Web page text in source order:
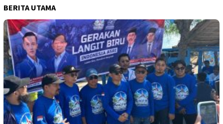
BERITA UTAMA